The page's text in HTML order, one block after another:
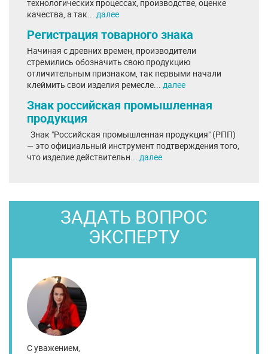
технологических процессах, производстве, оценке
качества, а так... далее
Регистрация товарного знака
Начиная с древних времен, производители
стремились обозначить свою продукцию
отличительным признаком, так первыми начали
клеймить свои изделия ремесле... далее
Знак российская промышленная
продукция
Знак "Российская промышленная продукция" (РПП)
— это официальный инструмент подтверждения того,
что изделие действительн... далее
ЗАДАТЬ ВОПРОС
ЭКСПЕРТУ
С уважением,